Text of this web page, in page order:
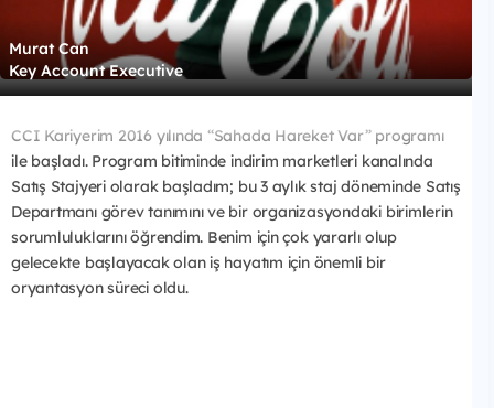
Murat Can
Key Account Executive
CCI Kariyerim 2016 yılında “Sahada Hareket Var” programı
ile başladı. Program bitiminde indirim marketleri kanalında
Satış Stajyeri olarak başladım; bu 3 aylık staj döneminde Satış
Departmanı görev tanımını ve bir organizasyondaki birimlerin
sorumluluklarını öğrendim. Benim için çok yararlı olup
gelecekte başlayacak olan iş hayatım için önemli bir
oryantasyon süreci oldu.